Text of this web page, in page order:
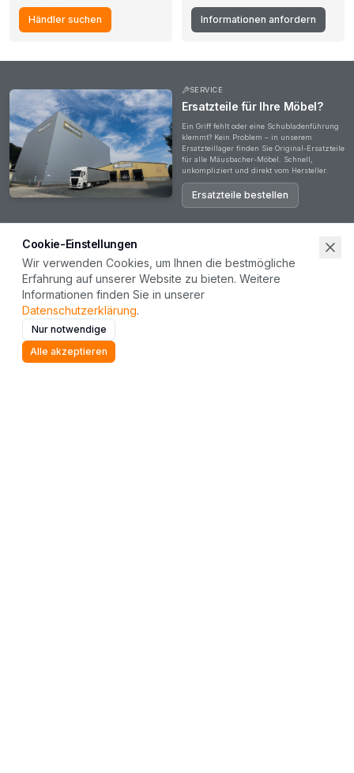
Händler suchen Informationen anfordern
SERVICE
Ersatzteile für Ihre Möbel?
Ein Griff fehlt oder eine Schubladenführung
klemmt? Kein Problem – in unserem
Ersatzteillager finden Sie Original-Ersatzteile
für alle Mäusbacher-Möbel. Schnell,
unkompliziert und direkt vom Hersteller.
Ersatzteile bestellen
Haben Sie Fragen?
Ob zu unseren Produkten, Ihrer Bestellung oder einer Zusammenarbeit – unser Team steht
Ihnen gerne zur Verfügung. Wir freuen uns auf Ihre Nachricht.
Cookie-Einstellungen
Wir verwenden Cookies, um Ihnen die bestmögliche
Erfahrung auf unserer Website zu bieten. Weitere
Informationen finden Sie in unserer
Datenschutzerklärung.
Nur notwendige
Alle akzeptieren